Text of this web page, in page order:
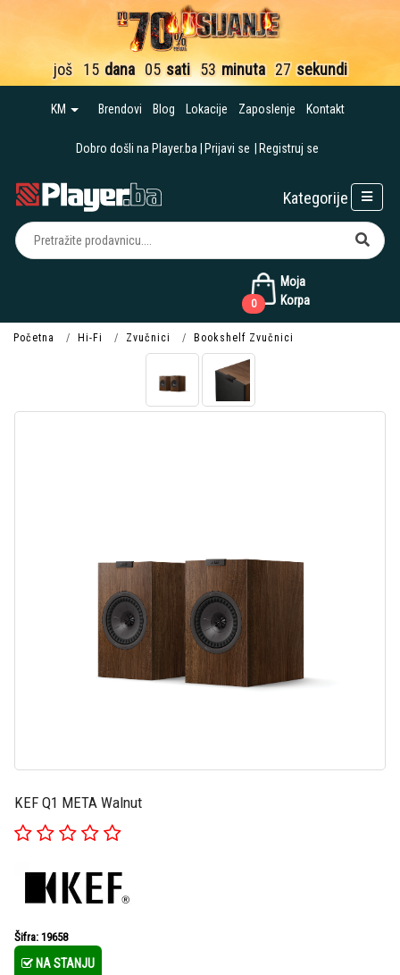
još 15 dana 05 sati 53 minuta 26 sekundi
KM Brendovi Blog Lokacije Zaposlenje Kontakt
Dobro došli na Player.ba Prijavi se Registruj se
Moja
Korpa
0
Kategorije
Početna Hi-Fi Zvučnici Bookshelf Zvučnici
KEF Q1 META Walnut
Šifra: 19658
NA STANJU